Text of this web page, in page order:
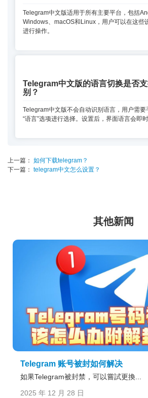
Telegram中文版适用于所有主要平台，包括
Windows、macOS和Linux，用户可以在这些
进行操作。
Telegram中文版的语言切换是否
别？
Telegram中文版不会自动识别语言，用户需要
“语言”选项进行选择。设置后，界面语言会即
上一篇： 如何下载telegram？
下一篇： telegram中文怎么设置？
其他新闻
Telegram 账号被封如何解决
如果Telegram被封禁，可以嘗試更換...
2025 年 12 月 28 日